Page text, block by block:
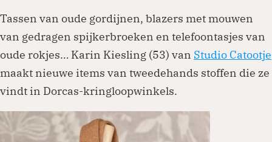
Tassen van oude gordijnen, blazers met mouwen
van gedragen spijkerbroeken en telefoontasjes van
oude rokjes… Karin Kiesling (53) van Studio Catootje
maakt nieuwe items van tweedehands stoffen die ze
vindt in Dorcas-kringloopwinkels.